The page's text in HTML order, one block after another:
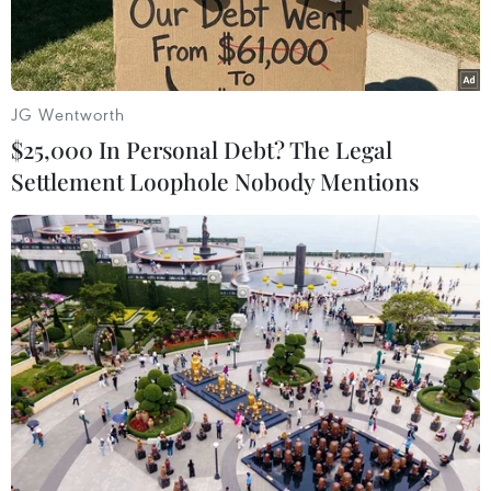
xã Phổ Thạnh, huyệnĐức Phổ, trên đường chạy
vào cửa biển Sa Huỳnh bị mắc cạn, sau đó bị
sóng to, gió lớnđánh chìm.
huyện Đức Phổ (Quảng Ngãi) chobiết nhờ phát
hiện kịp thời nên 11 ngư dân đi trên tàu cá này
đã được cán bộ,chiến sĩ đồn Biên phòng 304 Sa
Huỳnh cùng với nhân dân địa phương cứu và
đưavào bờ an toàn.
Chiếc tàu cá bị hư hỏng nặng, thiệt hại khoảng
200 triệu đồng.
Được biết, cửa biển Sa Huỳnh được đầu tư trên
40 tỷ đồng để nạo vét, thôngluồng và xây kè
JG Wentworth
$25,000 In Personal Debt? The Legal
Settlement Loophole Nobody Mentions